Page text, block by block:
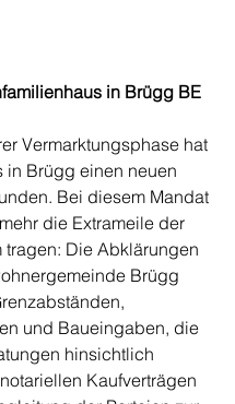
in Brügg BE
Vermarktungsphase hat
in Brügg einen neuen
Bei diesem Mandat
die Extrameile der
tragen: Die Abklärungen
Brügg
und Baueingaben, die
hinsichtlich
Kaufverträgen